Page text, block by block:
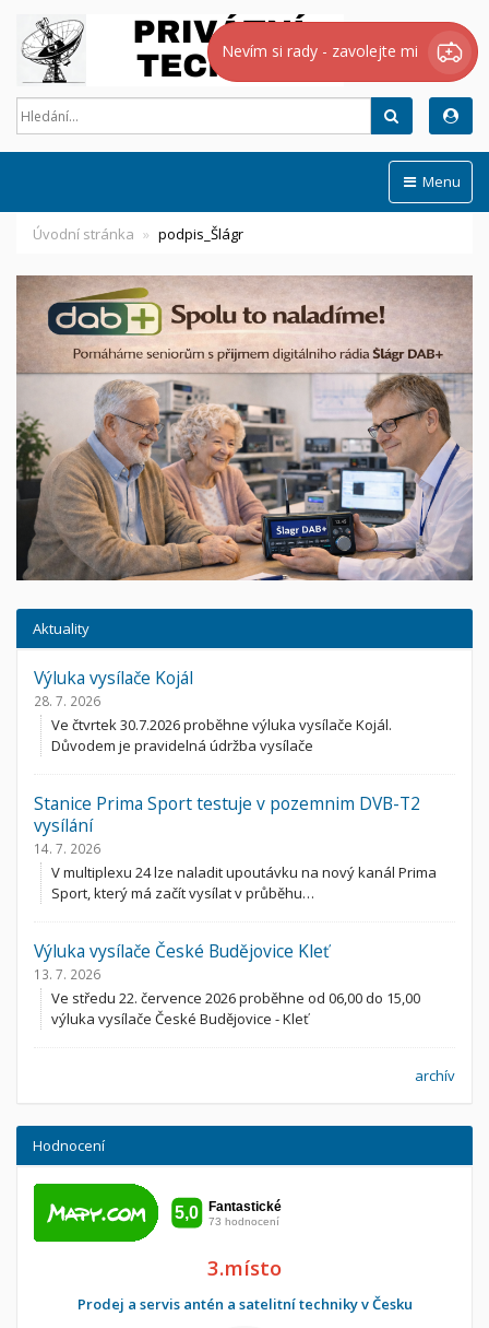
Nevím si rady - zavolejte mi
Menu
Úvodní stránka podpis_Šlágr
Aktuality
Výluka vysílače Kojál
28. 7. 2026
Ve čtvrtek 30.7.2026 proběhne výluka vysílače Kojál.
Důvodem je pravidelná údržba vysílače
Stanice Prima Sport testuje v pozemnim DVB-T2
vysílání
14. 7. 2026
V multiplexu 24 lze naladit upoutávku na nový kanál Prima
Sport, který má začít vysílat v průběhu…
Výluka vysílače České Budějovice Kleť
13. 7. 2026
Ve středu 22. července 2026 proběhne od 06,00 do 15,00
výluka vysílače České Budějovice - Kleť
archív
Hodnocení
3.místo
Prodej a servis antén a satelitní techniky v Česku